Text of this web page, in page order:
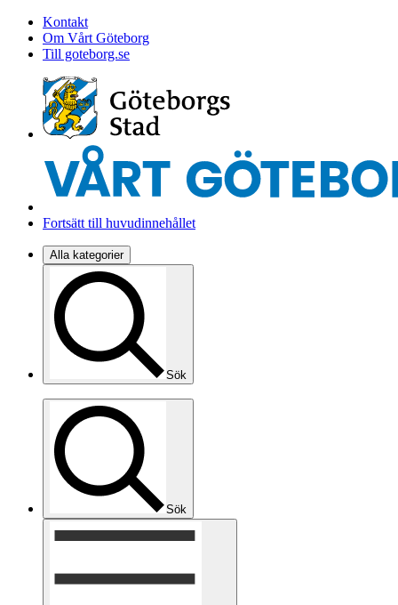
Kontakt
Om Vårt Göteborg
Till goteborg.se
Fortsätt till huvudinnehållet
Alla kategorier
Sök
Sök